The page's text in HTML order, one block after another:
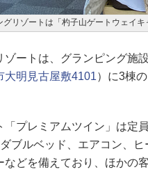
グリゾートは「杓子山ゲートウェイ
ートは、グランピング施
大明見古屋敷4101）に3棟
プレミアムツイン」は定
ブルベッド、エアコン、
などを備えており、ほかの